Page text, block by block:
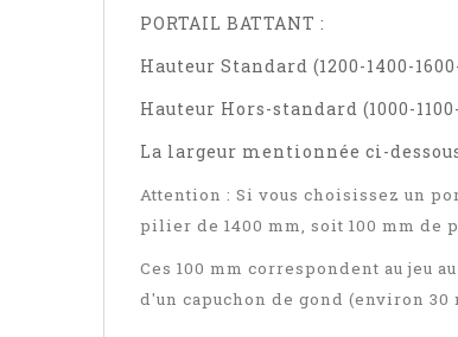
PORTAIL BATTANT :
Hauteur Standard (1200-1400-
Hauteur Hors-standard (1000-
La largeur mentionnée ci-
Attention : Si vous choisissez un
pilier de 1400 mm, soit 100 mm de
Ces 100 mm correspondent au jeu
d'un capuchon de gond (environ 30